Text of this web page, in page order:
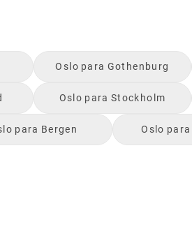
Oslo para Gothenburg
Oslo para Stockholm
para Bergen Oslo para